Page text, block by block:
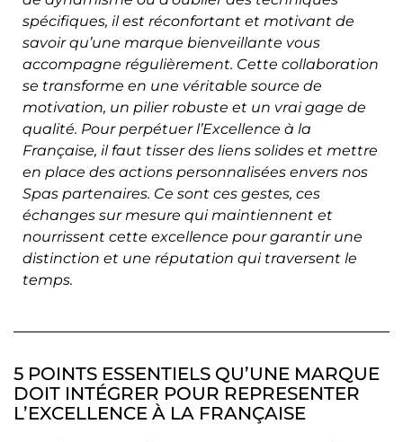
spécifiques, il est réconfortant et motivant de
savoir qu’une marque bienveillante vous
accompagne régulièrement. Cette collaboration
se transforme en une véritable source de
motivation, un pilier robuste et un vrai gage de
qualité. Pour perpétuer l’Excellence à la
Française, il faut tisser des liens solides et mettre
en place des actions personnalisées envers nos
Spas partenaires. Ce sont ces gestes, ces
échanges sur mesure qui maintiennent et
nourrissent cette excellence pour garantir une
distinction et une réputation qui traversent le
temps.
5 POINTS ESSENTIELS QU’UNE MARQUE
DOIT INTÉGRER POUR REPRESENTER
L’EXCELLENCE À LA FRANÇAISE